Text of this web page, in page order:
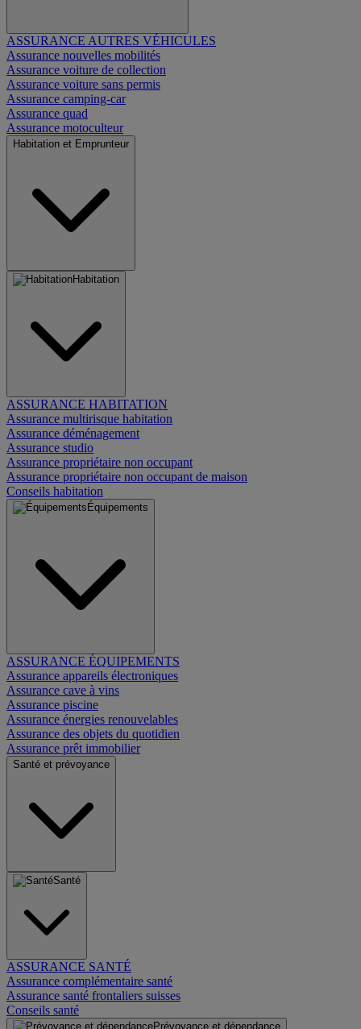
ASSURANCE AUTRES VÉHICULES
Assurance nouvelles mobilités
Assurance voiture de collection
Assurance voiture sans permis
Assurance camping-car
Assurance quad
Assurance motoculteur
Habitation et Emprunteur
Habitation
ASSURANCE HABITATION
Assurance multirisque habitation
Assurance déménagement
Assurance studio
Assurance propriétaire non occupant
Assurance propriétaire non occupant de maison
Conseils habitation
Équipements
ASSURANCE ÉQUIPEMENTS
Assurance appareils électroniques
Assurance cave à vins
Assurance piscine
Assurance énergies renouvelables
Assurance des objets du quotidien
Assurance prêt immobilier
Santé et prévoyance
Santé
ASSURANCE SANTÉ
Assurance complémentaire santé
Assurance santé frontaliers suisses
Conseils santé
Prévoyance et dépendance